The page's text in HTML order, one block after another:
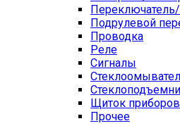
Подрулевой
Проводка
Реле
Сигналы
Щиток приборов
Прочее